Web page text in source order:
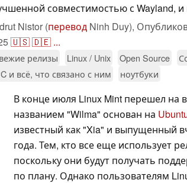
совместимостью с Wayland,
Nistor (перевод Ninh Duy),
🇺🇸🇩🇪 ...
релизы Linux / Unix Open Source
и всё, что связано с ним
ноутбуки
В конце июля Linux Mint перешел на
названием "Wilma" основан на
известный как "Xia" и выпущенный
года. Тем, кто все еще использует
поскольку они будут получать
по плану. Однако пользователям